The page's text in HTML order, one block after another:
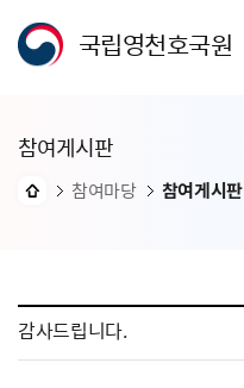
국립영천호국원
참여게시판
참여마당 참여게시판
감사드립니다.